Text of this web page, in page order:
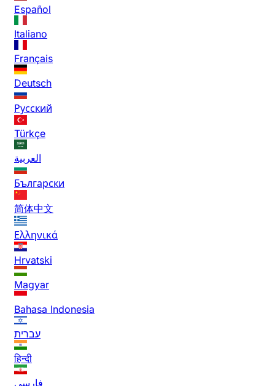
Español
Italiano
Français
Deutsch
Русский
Türkçe
العربية
Български
简体中文
Ελληνικά
Hrvatski
Magyar
Bahasa Indonesia
עברית
हिन्दी
فارسی